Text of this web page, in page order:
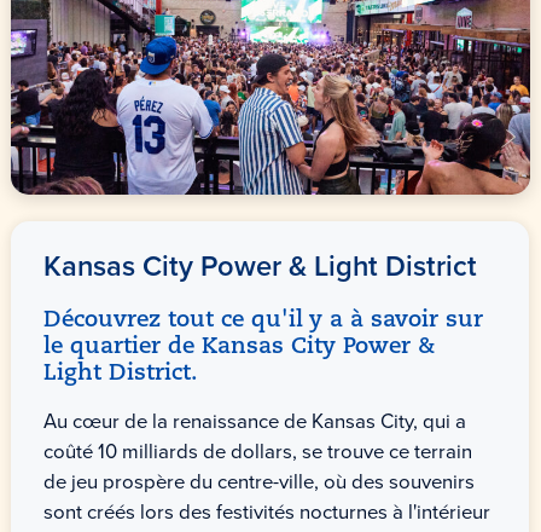
Kansas City Power & Light District
Découvrez tout ce qu'il y a à savoir sur
le quartier de Kansas City Power &
Light District.
Au cœur de la renaissance de Kansas City, qui a
coûté 10 milliards de dollars, se trouve ce terrain
de jeu prospère du centre-ville, où des souvenirs
sont créés lors des festivités nocturnes à l'intérieur